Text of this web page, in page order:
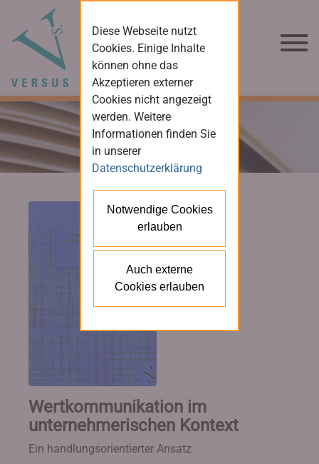
Wertkommunikation im
unternehmerischen Kontext
Ein handlungsorientierter Ansatz
Diese Webseite nutzt
Cookies. Einige Inhalte
können ohne das
Akzeptieren externer
Cookies nicht angezeigt
werden. Weitere
Informationen finden Sie
in unserer
Datenschutzerklärung
Notwendige Cookies
erlauben
Auch externe
Cookies erlauben